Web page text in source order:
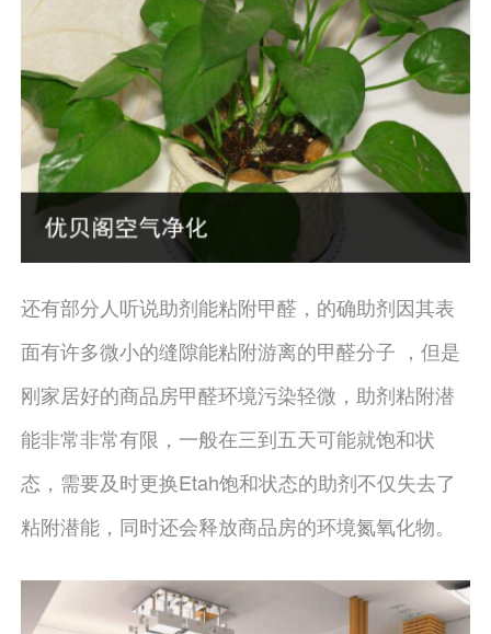
还有部分人听说助剂能粘附甲醛，的确助剂因其表
面有许多微小的缝隙能粘附游离的甲醛分子 ，但是
刚家居好的商品房甲醛环境污染轻微，助剂粘附潜
能非常非常有限，一般在三到五天可能就饱和状
态，需要及时更换Etah饱和状态的助剂不仅失去了
粘附潜能，同时还会释放商品房的环境氮氧化物。